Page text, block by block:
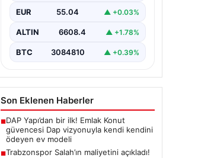
EUR 55.04 ▲ +0.03%
ALTIN 6608.4 ▲ +1.78%
BTC 3084810 ▲ +0.39%
Son Eklenen Haberler
■DAP Yapı’dan bir ilk! Emlak Konut
güvencesi Dap vizyonuyla kendi kendini
ödeyen ev modeli
■Trabzonspor Salah’ın maliyetini açıkladı!